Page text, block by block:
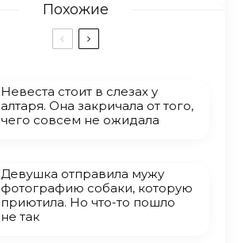
Похожие
Невеста стоит в слезах у
алтаря. Она закричала от того,
чего совсем не ожидала
Девушка отправила мужу
фотографию собаки, которую
приютила. Но что-то пошло
не так